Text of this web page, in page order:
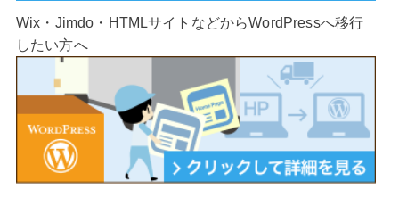
Wix・Jimdo・HTMLサイトなどからWordPressへ移行
したい方へ